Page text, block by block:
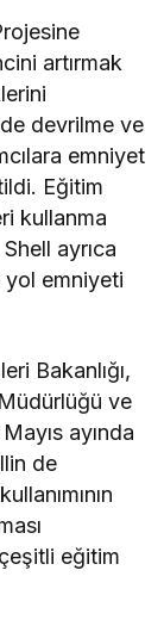
artırmak
devrilme ve
emniyet
Eğitim
kullanma
ayrıca
emniyeti
Bakanlığı,
ve
ayında
de
eğitim